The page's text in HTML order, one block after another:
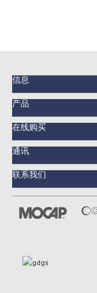
信息
产品
在线购买
通讯
联系我们